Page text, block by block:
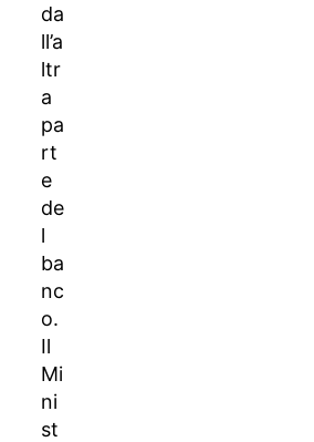
da
ll’a
ltr
a
pa
rt
e
de
l
ba
nc
o.
Il
Mi
ni
st